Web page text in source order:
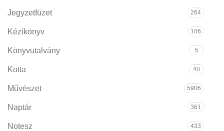
Jegyzetfüzet 264
Kézikönyv 106
Könyvutalvány 5
Kotta 40
Művészet 5906
Naptár 361
Notesz 433